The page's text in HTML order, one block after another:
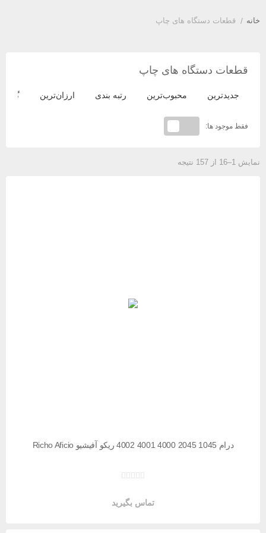
خانه / قطعات دستگاه های چاپ
قطعات دستگاه های چاپ
جدیدترین محبوب‌ترین رتبه بندی ارزان‌ترین
فقط موجود ها:
نمایش 1–16 از 157 نتیجه
درام 1045 2045 4000 4001 4002 ریکو آفیشیو Richo Aficio
تماس بگیرید